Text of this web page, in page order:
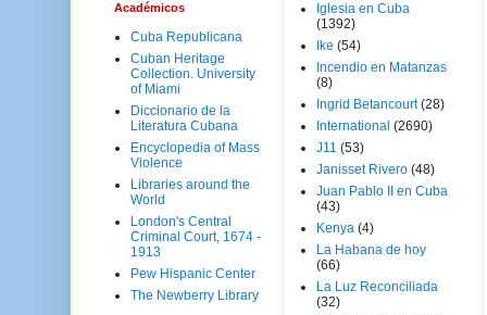
Académicos
Cuba Republicana
Cuban Heritage
Collection. University
of Miami
Diccionario de la
Literatura Cubana
Encyclopedia of Mass
Violence
Libraries around the
World
London's Central
Criminal Court, 1674 -
1913
Pew Hispanic Center
The Newberry Library
Iglesia en Cuba
(1392)
Ike (54)
Incendio en Matanzas
(8)
Ingrid Betancourt (28)
International (2690)
J11 (53)
Janisset Rivero (48)
Juan Pablo II en Cuba
(43)
Kenya (4)
La Habana de hoy
(66)
La Luz Reconciliada
(32)